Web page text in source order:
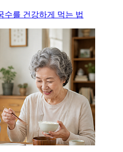
수를 건강하게 먹는 법